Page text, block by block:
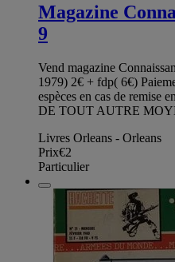
Magazine
9
Vend magazine
1979) 2€ + fdp( 6€)
espèces en cas de
DE TOUT AUTRE
Livres Orleans - Orleans
Prix€2
Particulier